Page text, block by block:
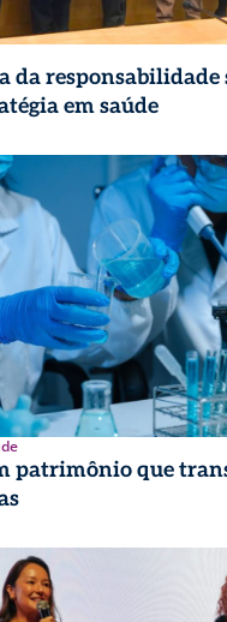
da
em saúde
patrimônio que